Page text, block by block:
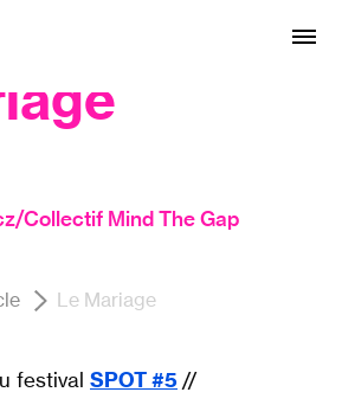
Collectif Mind The Gap
Le Mariage
festival SPOT #5//